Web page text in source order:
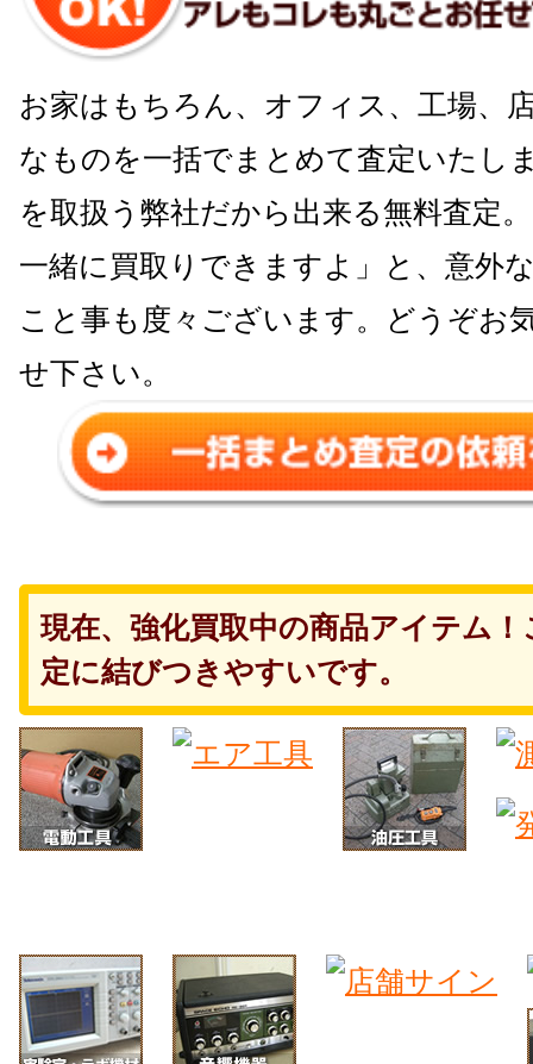
お家はもちろん、オフィス、工場、
なものを一括でまとめて査定いたし
を取扱う弊社だから出来る無料査定
一緒に買取りできますよ」と、意外
こと事も度々ございます。どうぞお
せ下さい。
現在、強化買取中の商品アイテム
定に結びつきやすいです。